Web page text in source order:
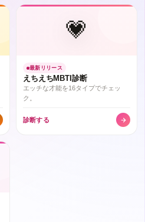
💗
最新リリース
えちえちMBTI診断
エッチな才能を16タイプでチェッ
ク。
診断する